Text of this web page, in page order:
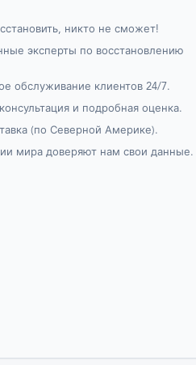
никто не сможет!
эксперты по восстановлению
обслуживание клиентов 24/7.
и подробная оценка.
(по Северной Америке).
мира доверяют нам свои данные.